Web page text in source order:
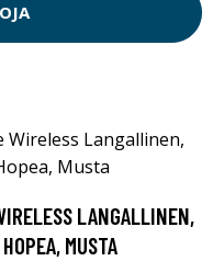
LANGALLINEN,
MUSTA